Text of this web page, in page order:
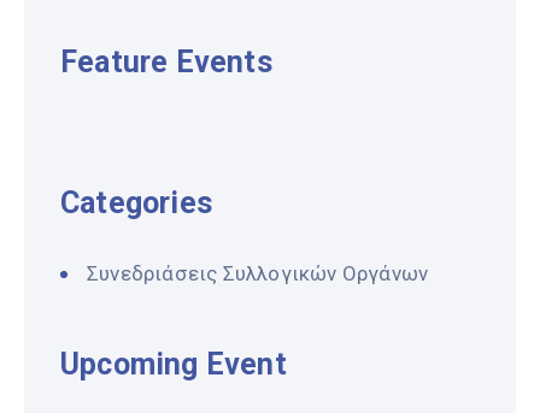
Feature Events
Categories
Συνεδριάσεις Συλλογικών Οργάνων
Upcoming Event